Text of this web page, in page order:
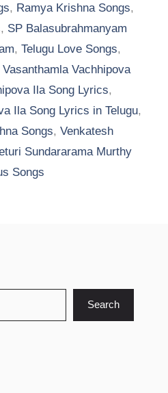
, Ramya Krishna Songs,
, SP Balasubrahmanyam
, Telugu Love Songs,
Vasanthamla Vachhipova
Ila Song Lyrics,
Ila Song Lyrics in Telugu,
Songs, Venkatesh
Sundararama Murthy
Songs
Search